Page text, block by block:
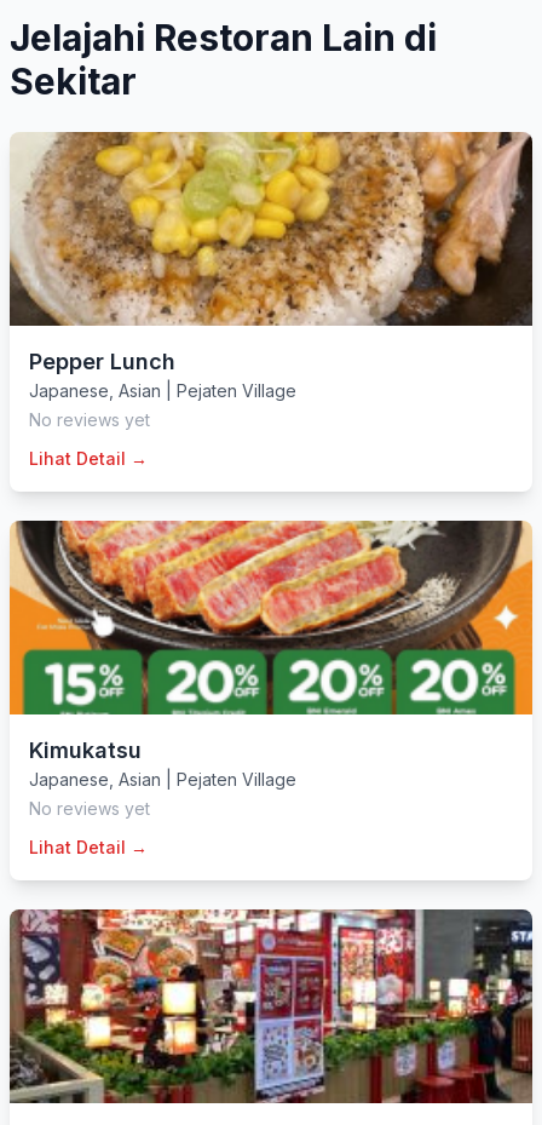
Jelajahi Restoran Lain di
Sekitar
Pepper Lunch
Japanese Asian
Pejaten Village
No reviews yet
Lihat Detail →
Kimukatsu
Japanese Asian
Pejaten Village
No reviews yet
Lihat Detail →